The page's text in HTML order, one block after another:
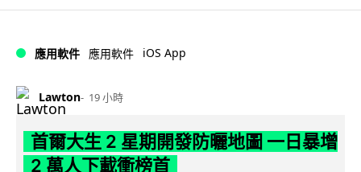
應用軟件 應用軟件 iOS App
Lawton 19 小時
首爾大生 2 星期開發防曬地圖 一日暴增
2 萬人下載衝榜首